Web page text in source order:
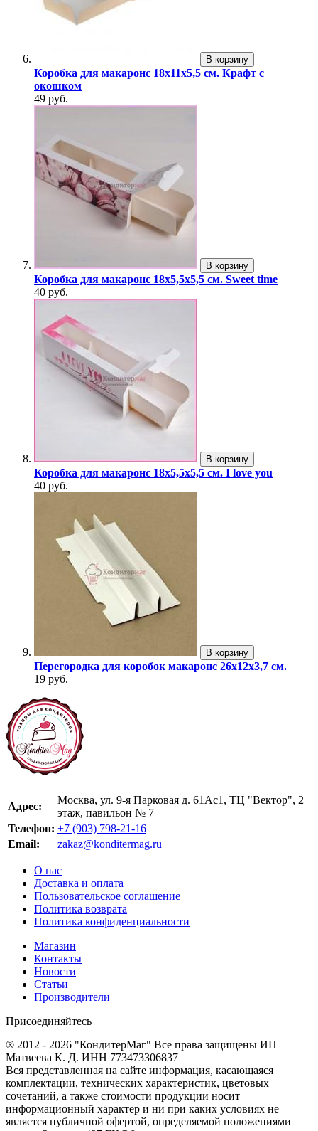
В корзину
Коробка для макаронс 18х11х5,5 см. Крафт с
окошком
49 руб.
В корзину
Коробка для макаронс 18х5,5х5,5 см. Sweet time
40 руб.
В корзину
Коробка для макаронс 18х5,5х5,5 см. I love you
40 руб.
В корзину
Перегородка для коробок макаронс 26х12х3,7 см.
19 руб.
Адрес:
Москва, ул. 9-я Парковая д. 61Ас1, ТЦ "Вектор", 2
этаж, павильон № 7
Телефон: +7 (903) 798-21-16
Email:
zakaz@konditermag.ru
О нас
Доставка и оплата
Пользовательское соглашение
Политика возврата
Политика конфиденциальности
Магазин
Контакты
Новости
Статьи
Производители
Присоединяйтесь
® 2012 - 2026 "КондитерМаг" Все права защищены ИП
Матвеева К. Д. ИНН 773473306837
Вся представленная на сайте информация, касающаяся
комплектации, технических характеристик, цветовых
сочетаний, а также стоимости продукции носит
информационный характер и ни при каких условиях не
является публичной офертой, определяемой положениями